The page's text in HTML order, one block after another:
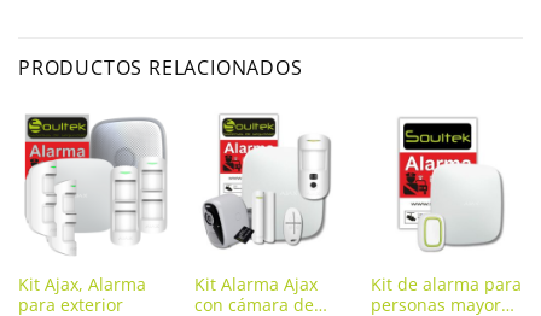
PRODUCTOS RELACIONADOS
Kit Ajax, Alarma
para exterior
Kit Alarma Ajax
con cámara de
Kit de alarma para
personas mayores